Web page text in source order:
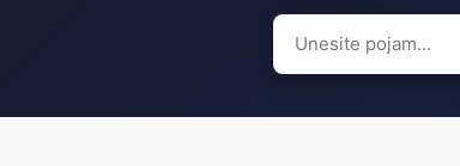
Search
for: